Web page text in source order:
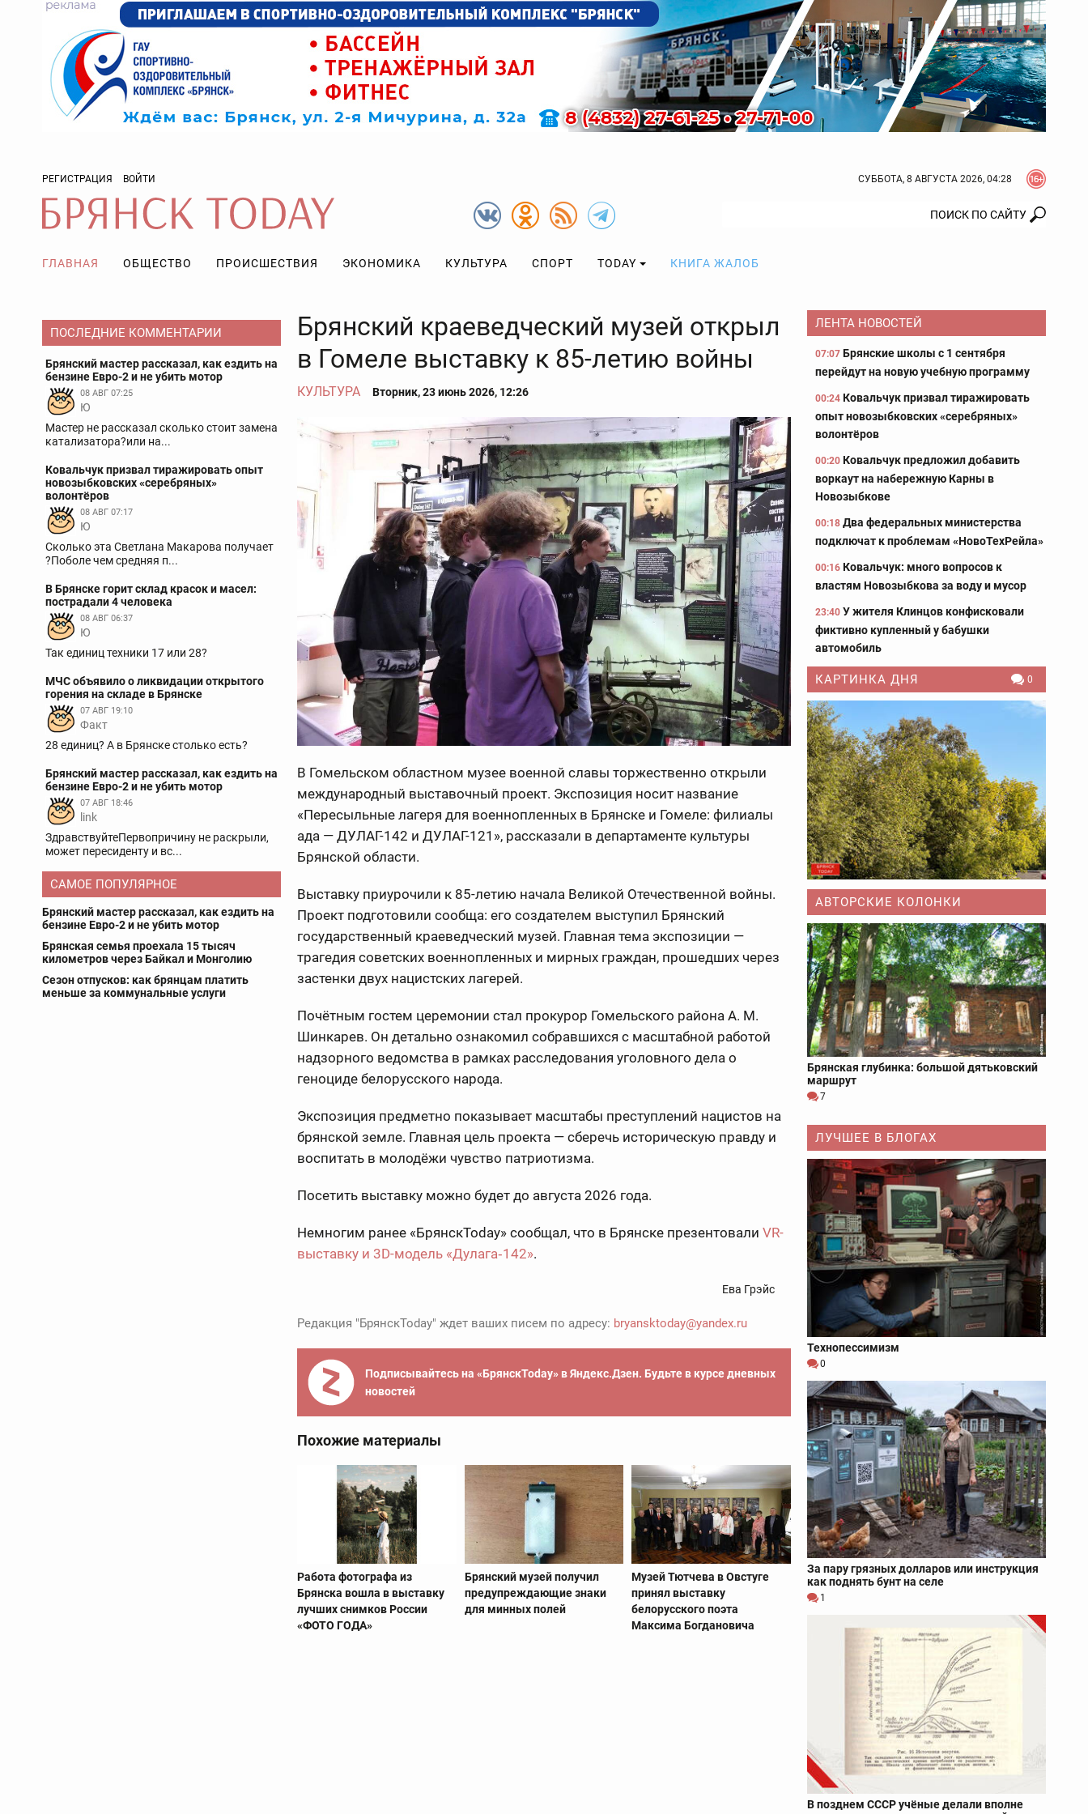
РЕГИСТРАЦИЯ ВОЙТИ СУББОТА, 8 АВГУСТА 2026, 04:28
ГЛАВНАЯ ОБЩЕСТВО ПРОИСШЕСТВИЯ ЭКОНОМИКА КУЛЬТУРА СПОРТ TODAY КНИГА ЖАЛОБ
ПОСЛЕДНИЕ КОММЕНТАРИИ
Брянский мастер рассказал, как ездить на
бензине Евро-2 и не убить мотор
08 АВГ 07:25
Ю
Мастер не рассказал сколько стоит замена
катализатора?или на...
Ковальчук призвал тиражировать опыт
новозыбковских «серебряных»
волонтёров
08 АВГ 07:17
Ю
Сколько эта Светлана Макарова получает
?Поболе чем средняя п...
В Брянске горит склад красок и масел:
пострадали 4 человека
08 АВГ 06:37
Ю
Так единиц техники 17 или 28?
МЧС объявило о ликвидации открытого
горения на складе в Брянске
07 АВГ 19:10
Факт
28 единиц? А в Брянске столько есть?
Брянский мастер рассказал, как ездить на
бензине Евро-2 и не убить мотор
07 АВГ 18:46
link
ЗдравствуйтеПервопричину не раскрыли,
может пересиденту и вс...
САМОЕ ПОПУЛЯРНОЕ
Брянский мастер рассказал, как ездить на
бензине Евро-2 и не убить мотор
Брянская семья проехала 15 тысяч
километров через Байкал и Монголию
Сезон отпусков: как брянцам платить
меньше за коммунальные услуги
Брянский краеведческий музей открыл
в Гомеле выставку к 85-летию войны
КУЛЬТУРА Вторник, 23 июнь 2026, 12:26
В Гомельском областном музее военной славы торжественно открыли
международный выставочный проект. Экспозиция носит название
«Пересыльные лагеря для военнопленных в Брянске и Гомеле: филиалы
ада — ДУЛАГ-142 и ДУЛАГ-121», рассказали в департаменте культуры
Брянской области.
Выставку приурочили к 85-летию начала Великой Отечественной войны.
Проект подготовили сообща: его создателем выступил Брянский
государственный краеведческий музей. Главная тема экспозиции —
трагедия советских военнопленных и мирных граждан, прошедших через
застенки двух нацистских лагерей.
Почётным гостем церемонии стал прокурор Гомельского района А. М.
Шинкарев. Он детально ознакомил собравшихся с масштабной работой
надзорного ведомства в рамках расследования уголовного дела о
геноциде белорусского народа.
Экспозиция предметно показывает масштабы преступлений нацистов на
брянской земле. Главная цель проекта — сберечь историческую правду и
воспитать в молодёжи чувство патриотизма.
Посетить выставку можно будет до августа 2026 года.
Немногим ранее «БрянскToday» сообщал, что в Брянске презентовали VR-
выставку и 3D-модель «Дулага‑142».
Ева Грэйс
Редакция "БрянскToday" ждет ваших писем по адресу: bryansktoday@yandex.ru
Подписывайтесь на «БрянскToday» в Яндекс.Дзен. Будьте в курсе дневных
новостей
Похожие материалы
Работа фотографа из
Брянска вошла в выставку
лучших снимков России
«ФОТО ГОДА»
Брянский музей получил
предупреждающие знаки
для минных полей
Музей Тютчева в Овстуге
принял выставку
белорусского поэта
Максима Богдановича
ЛЕНТА НОВОСТЕЙ
07:07 Брянские школы с 1 сентября
перейдут на новую учебную программу
00:24 Ковальчук призвал тиражировать
опыт новозыбковских «серебряных»
волонтёров
00:20 Ковальчук предложил добавить
воркаут на набережную Карны в
Новозыбкове
00:18 Два федеральных министерства
подключат к проблемам «НовоТехРейла»
00:16 Ковальчук: много вопросов к
властям Новозыбкова за воду и мусор
23:40 У жителя Клинцов конфисковали
фиктивно купленный у бабушки
автомобиль
КАРТИНКА ДНЯ 0
АВТОРСКИЕ КОЛОНКИ
Брянская глубинка: большой дятьковский
маршрут
7
ЛУЧШЕЕ В БЛОГАХ
Технопессимизм
0
За пару грязных долларов или инструкция
как поднять бунт на селе
1
В позднем СССР учёные делали вполне